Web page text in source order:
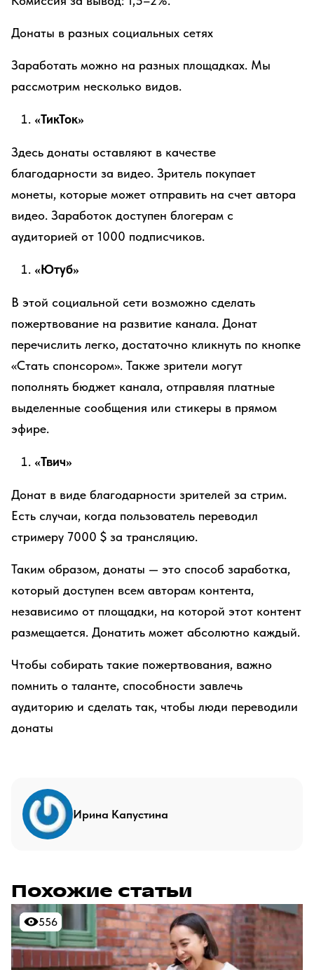
Донаты в разных социальных сетях
Заработать можно на разных площадках. Мы
рассмотрим несколько видов.
«ТикТок»
Здесь донаты оставляют в качестве
благодарности за видео. Зритель покупает
монеты, которые может отправить на счет автора
видео. Заработок доступен блогерам с
аудиторией от 1000 подписчиков.
«Ютуб»
В этой социальной сети возможно сделать
пожертвование на развитие канала. Донат
перечислить легко, достаточно кликнуть по кнопке
«Стать спонсором». Также зрители могут
пополнять бюджет канала, отправляя платные
выделенные сообщения или стикеры в прямом
эфире.
«Твич»
Донат в виде благодарности зрителей за стрим.
Есть случаи, когда пользователь переводил
стримеру 7000 $ за трансляцию.
Таким образом, донаты — это способ заработка,
который доступен всем авторам контента,
независимо от площадки, на которой этот контент
размещается. Донатить может абсолютно каждый.
Чтобы собирать такие пожертвования, важно
помнить о таланте, способности завлечь
аудиторию и сделать так, чтобы люди переводили
донаты
Ирина Капустина
Похожие статьи
556
556